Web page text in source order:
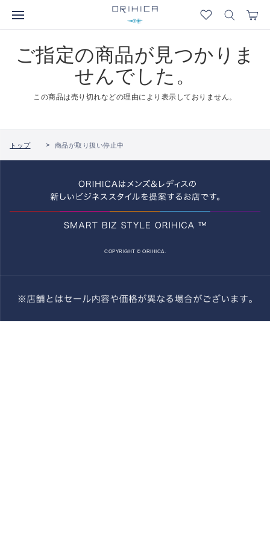
ご指定の商品が見つかりま
せんでした。
この商品は売り切れなどの理由により表示しておりません。
トップ 商品が取り扱い停止中
COPYRIGHT © ORIHICA.